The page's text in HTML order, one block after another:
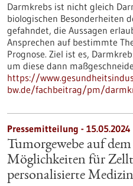
Darmkrebs ist nicht gleich
biologischen Besonderheiten
gefahndet, die Aussagen
Ansprechen auf bestimmte
Prognose. Ziel ist es,
um diese dann
https://
bw.de/fachbeitrag/pm/
Pressemitteilung - 15.05.2024
Tumorgewebe auf
Möglichkeiten für
personalisierte Medizin